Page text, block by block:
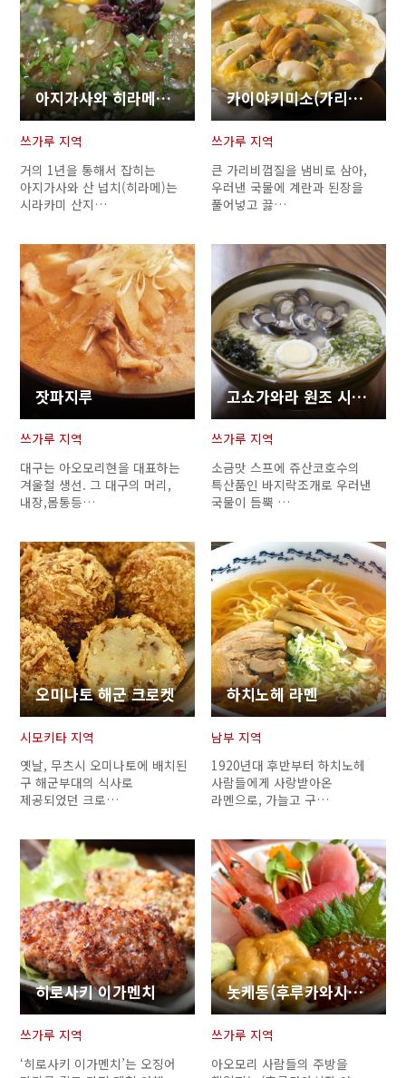
아지가사와 히라메노 즈케동(넙치즈케덮밥)
쓰가루 지역
거의 1년을 통해서 잡히는
아지가사와 산 넙치(히라메)는
시라카미 산지…
카이야키미소(가리비된장구이)
쓰가루 지역
큰 가리비껍질을 냄비로 삼아,
우러낸 국물에 계란과 된장을
풀어넣고 끓…
잣파지루
쓰가루 지역
대구는 아오모리현을 대표하는
겨울철 생선. 그 대구의 머리,
내장,몸통등…
고쇼가와라 원조 시지미라멘
쓰가루 지역
소금맛 스프에 쥬산코호수의
특산품인 바지락조개로 우러낸
국물이 듬뿍 …
오미나토 해군 크로켓
시모키타 지역
옛날, 무츠시 오미나토에 배치된
구 해군부대의 식사로
제공되었던 크로…
하치노헤 라멘
남부 지역
1920년대 후반부터 하치노헤
사람들에게 사랑받아온
라멘으로, 가늘고 구…
히로사키 이가멘치
쓰가루 지역
‘히로사키 이가멘치’는 오징어
놋케동(후루카와시장·아오모리생선채소센터)
쓰가루 지역
아오모리 사람들의 주방을